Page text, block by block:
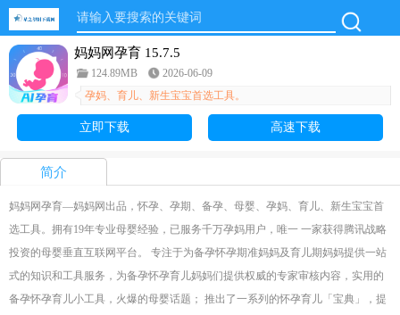
妈妈网孕育 15.7.5
124.89MB
2026-06-09
孕妈、育儿、新生宝宝首选工具。
立即下载 高速下载
简介
妈妈网孕育—妈妈网出品，怀孕、孕期、备孕、母婴、孕妈、育儿、新生宝宝首
选工具。拥有19年专业母婴经验，已服务千万孕妈用户，唯一 一家获得腾讯战略
投资的母婴垂直互联网平台。 专注于为备孕怀孕期准妈妈及育儿期妈妈提供一站
式的知识和工具服务，为备孕怀孕育儿妈妈们提供权威的专家审核内容，实用的
备孕怀孕育儿小工具，火爆的母婴话题； 推出了一系列的怀孕育儿「宝典」，提